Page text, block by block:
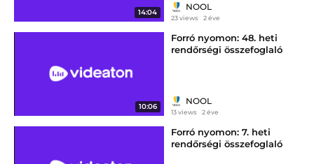
14:04
NOOL
23 views 2 éve
10:06
Forró nyomon: 48. heti
rendőrségi összefoglaló
NOOL
13 views 2 éve
Forró nyomon: 7. heti
rendőrségi összefoglaló